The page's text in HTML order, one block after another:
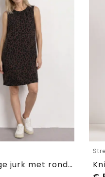
Knielange jurk met ronde halslijn